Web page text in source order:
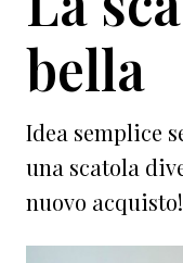
bella
Idea semplice
una scatola
nuovo